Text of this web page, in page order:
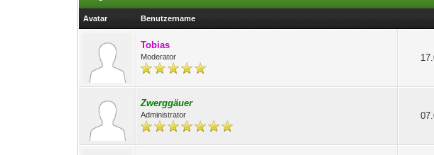
Avatar Benutzername
Tobias
Moderator
Zwerggäuer
Administrator